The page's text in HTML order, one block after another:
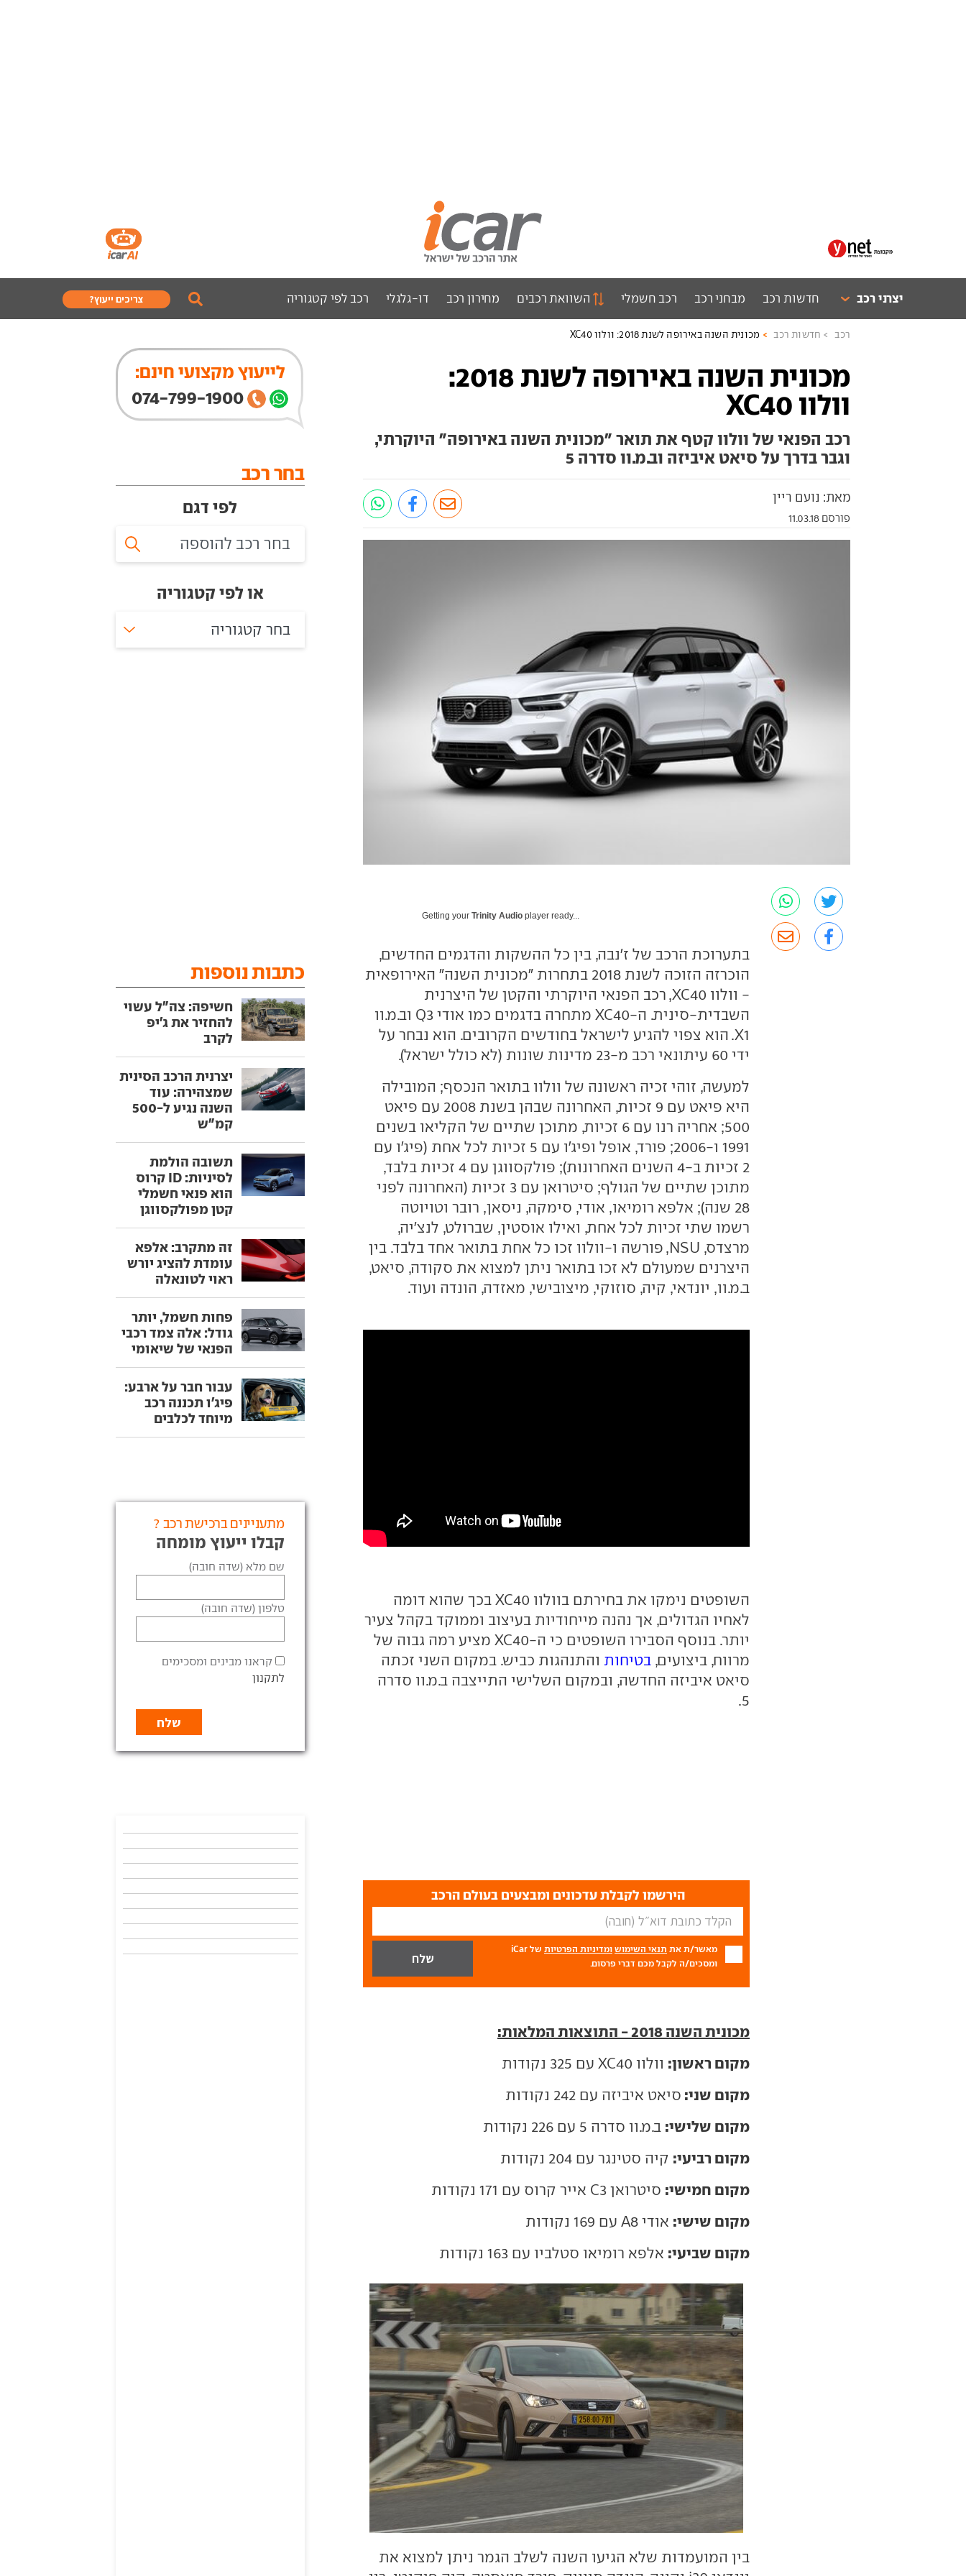
יצרני רכב חדשות רכב מבחני רכב רכב חשמלי השוואת רכבים מחירון רכב דו-גלגלי רכב לפי קטגוריה צריכים ייעוץ?
רכב חדשות רכב מכונית השנה באירופה לשנת 2018: וולוו XC40
מכונית השנה באירופה לשנת 2018:
וולוו XC40
רכב הפנאי של וולוו קטף את תואר "מכונית השנה באירופה" היוקרתי,
וגבר בדרך על סיאט איביזה וב.מ.וו סדרה 5
מאת: נועם ריין
פורסם 11.03.18
Getting yourTrinity Audio player ready...
בתערוכת הרכב של ז'נבה, בין כל ההשקות והדגמים החדשים,
הוכרזה הזוכה לשנת 2018 בתחרות "מכונית השנה" האירופאית
- וולוו XC40, רכב הפנאי היוקרתי והקטן של היצרנית
השבדית-סינית. ה-XC40 מתחרה בדגמים כמו אודי Q3 וב.מ.וו
X1. הוא צפוי להגיע לישראל בחודשים הקרובים. הוא נבחר על
ידי 60 עיתונאי רכב מ-23 מדינות שונות (לא כולל ישראל).
למעשה, זוהי זכיה ראשונה של וולוו בתואר הנכסף; המובילה
היא פיאט עם 9 זכיות, האחרונה שבהן בשנת 2008 עם פיאט
500; אחריה רנו עם 6 זכיות, מתוכן שתיים של הקליאו בשנים
1991 ו-2006; פורד, אופל ופיג'ו עם 5 זכיות לכל אחת (פיג'ו עם
2 זכיות ב-4 השנים האחרונות); פולקסווגן עם 4 זכיות בלבד,
מתוכן שתיים של הגולף; סיטרואן עם 3 זכיות (האחרונה לפני
28 שנה); אלפא רומיאו, אודי, סימקה, ניסאן, רובר וטויוטה
רשמו שתי זכיות לכל אחת, ואילו אוסטין, שברולט, לנצ'יה,
מרצדס, NSU, פורשה ו-וולוו זכו כל אחת בתואר אחד בלבד. בין
היצרנים שמעולם לא זכו בתואר ניתן למצוא את סקודה, סיאט,
ב.מ.וו, יונדאי, קיה, סוזוקי, מיצובישי, מאזדה, הונדה ועוד.
השופטים נימקו את בחירתם בוולוו XC40 בכך שהוא דומה
לאחיו הגדולים, אך נהנה מייחודיות בעיצוב וממוקד בקהל צעיר
יותר. בנוסף הסבירו השופטים כי ה-XC40 מציע רמה גבוה של
מרווח, ביצועים, בטיחות והתנהגות כביש. במקום השני זכתה
סיאט איביזה החדשה, ובמקום השלישי התייצבה ב.מ.וו סדרה
5.
הירשמו לקבלת עדכונים ומבצעים בעולם הרכב
מאשר/ת את תנאי השימוש ומדיניות הפרטיות
של iCar
ומסכים/ה לקבל מכם דברי פרסום.
מכונית השנה 2018 - התוצאות המלאות:
מקום ראשון: וולוו XC40 עם 325 נקודות
מקום שני: סיאט איביזה עם 242 נקודות
מקום שלישי: ב.מ.וו סדרה 5 עם 226 נקודות
מקום רביעי: קיה סטינגר עם 204 נקודות
מקום חמישי: סיטרואן C3 אייר קרוס עם 171 נקודות
מקום שישי: אודי A8 עם 169 נקודות
מקום שביעי: אלפא רומיאו סטלביו עם 163 נקודות
בין המועמדות שלא הגיעו השנה לשלב הגמר ניתן למצוא את
לייעוץ מקצועי חינם:
074-799-1900
בחר רכב
לפי דגם
או לפי קטגוריה
בחר קטגוריה
כתבות נוספות
חשיפה: צה"ל עשוי
להחזיר את ג'יפ
לקרב
יצרנית הרכב הסינית
שמצהירה: עוד
השנה נגיע ל-500
קמ"ש
תשובה הולמת
לסיניות: ID קרוס
הוא פנאי חשמלי
קטן מפולקסווגן
זה מתקרב: אלפא
עומדת להציג יורש
ראוי לטונאלה
פחות חשמל, יותר
גודל: אלה צמד רכבי
הפנאי של שיאומי
עבור חבר על ארבע:
פיג'ו תכננה רכב
מיוחד לכלבים
מתעניינים ברכישת רכב ?
קבלו ייעוץ מומחה
שם מלא (שדה חובה)
טלפון (שדה חובה)
קראנו מבינים ומסכימים
לתקנון